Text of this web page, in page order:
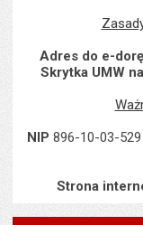
Adres do e-
Skrytka UMW
NIP 896-10-03-529
Strona